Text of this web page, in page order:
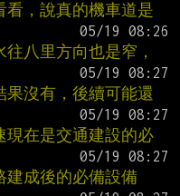
，說真的機車道是
八里方向也是窄，
沒有，後續可能還
在是交通建設的必
成後的必備設備